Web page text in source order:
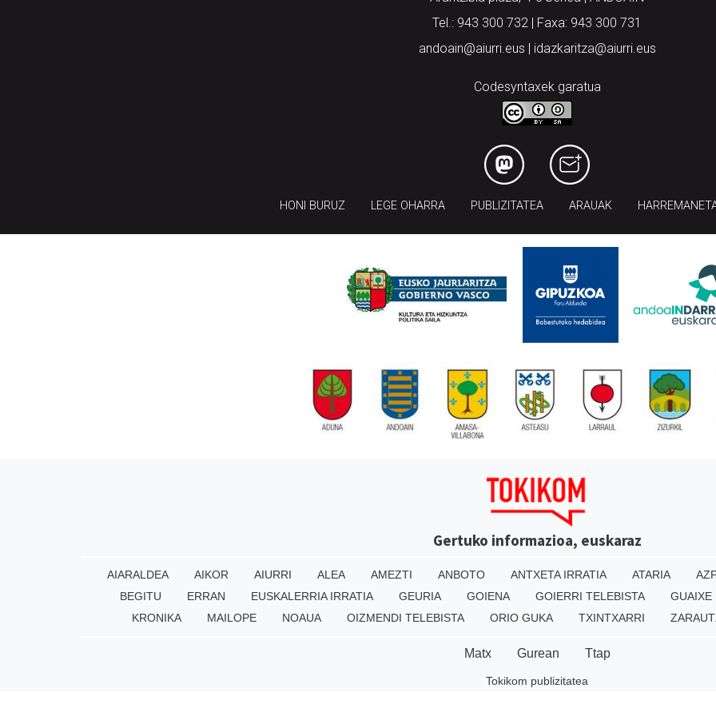
Tel.: 943 300 732 | Faxa: 943 300 731
andoain@aiurri.eus | idazkaritza@aiurri.eus
Codesyntaxek garatua
HONI BURUZ LEGE OHARRA PUBLIZITATEA ARAUAK
Gertuko informazioa, euskaraz
AIARALDEA AIKOR AIURRI ALEA AMEZTI ANBOTO ANTXETA IRRATIA ATARIA
BEGITU
ERRAN EUSKALERRIA IRRATIA GEURIA GOIENA GOIERRI TELEBISTA GUAIXE
KRONIKA
MAILOPE NOAUA OIZMENDI TELEBISTA ORIO GUKA TXINTXARRI
Matx Gurean Ttap
Tokikom publizitatea